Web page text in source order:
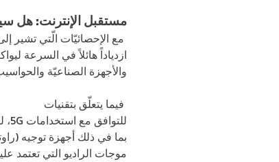
مستقبل الإنترنت: هل
مع الإحصائيّات الّتي تشير
ازدياداً هائلاً في السرعة
والأجهزة الصناعيّة
فيما يتعلّق بتقنيات
للتوافق مع استخدامات 5 G ،
بما في ذلك أجهزة توجيه
موجات الراديو التي تعتمد